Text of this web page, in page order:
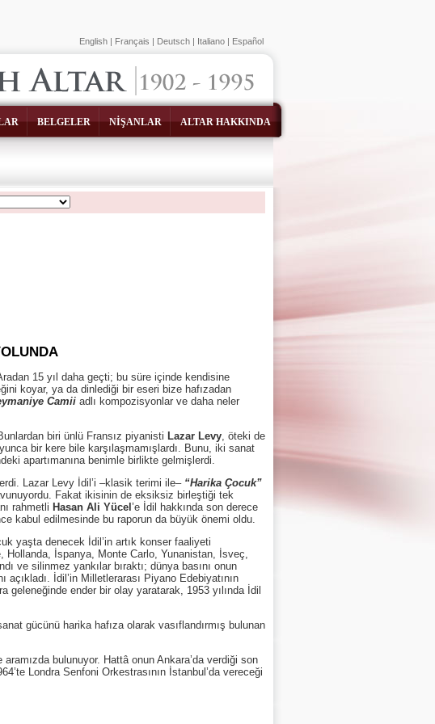
BELGELER NİŞANLAR ALTAR HAKKINDA
English | Français | Deutsch | Italiano | Español
15 yıl daha geçti; bu süre içinde kendisine
koyar, ya da dinlediği bir eseri bize hafızadan
Camii adlı kompozisyonlar ve daha neler
biri ünlü Fransız piyanisti Lazar Levy, öteki de
bir kere bile karşılaşmamışlardı. Bunu, iki sanat
apartımanına benimle birlikte gelmişlerdi.
Lazar Levy İdil’i –klasik terimi ile– “Harika Çocuk”
Fakat ikisinin de eksiksiz birleştiği tek
rahmetli Hasan Ali Yücel ’e İdil hakkında son derece
kabul edilmesinde bu raporun da büyük önemi oldu.
denecek İdil’in artık konser faaliyeti
Hollanda, İspanya, Monte Carlo, Yunanistan, İsveç,
ve silinmez yankılar bıraktı; dünya basını onun
İdil’in Milletlerarası Piyano Edebiyatının
geleneğinde ender bir olay yaratarak, 1953 yılında İdil
gücünü harika hafıza olarak vasıflandırmış bulunan
bulunuyor. Hattâ onun Ankara’da verdiği son
Londra Senfoni Orkestrasının İstanbul’da vereceği